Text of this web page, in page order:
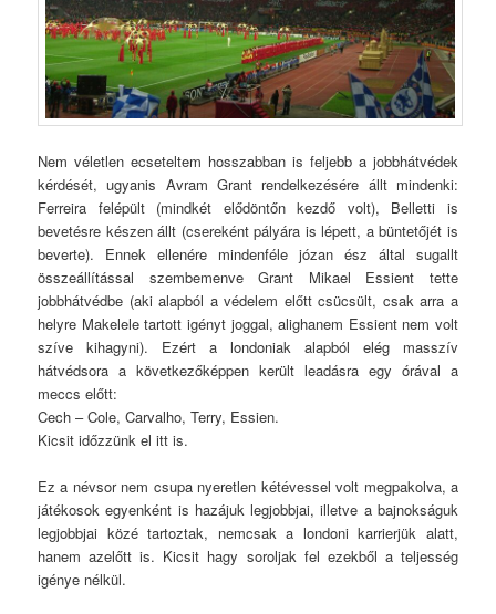
Nem véletlen ecseteltem hosszabban is feljebb a jobbhátvédek
kérdését, ugyanis Avram Grant rendelkezésére állt mindenki:
Ferreira felépült (mindkét elődöntőn kezdő volt), Belletti is
bevetésre készen állt (csereként pályára is lépett, a büntetőjét is
beverte). Ennek ellenére mindenféle józan ész által sugallt
összeállítással szembemenve Grant Mikael Essient tette
jobbhátvédbe (aki alapból a védelem előtt csücsült, csak arra a
helyre Makelele tartott igényt joggal, alighanem Essient nem volt
szíve kihagyni). Ezért a londoniak alapból elég masszív
hátvédsora a következőképpen került leadásra egy órával a
meccs előtt:
Cech – Cole, Carvalho, Terry, Essien.
Kicsit időzzünk el itt is.
Ez a névsor nem csupa nyeretlen kétévessel volt megpakolva, a
játékosok egyenként is hazájuk legjobbjai, illetve a bajnokságuk
legjobbjai közé tartoztak, nemcsak a londoni karrierjük alatt,
hanem azelőtt is. Kicsit hagy soroljak fel ezekből a teljesség
igénye nélkül.